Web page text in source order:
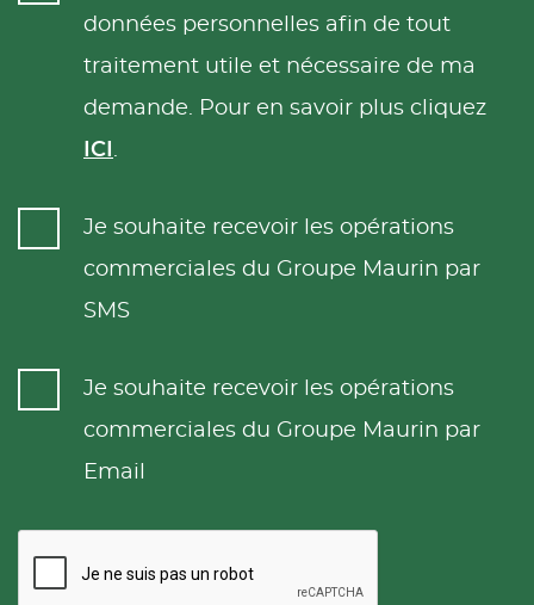
données personnelles afin de tout
traitement utile et nécessaire de ma
demande. Pour en savoir plus cliquez
ICI .
Je souhaite recevoir les opérations
commerciales du Groupe Maurin par
SMS
Je souhaite recevoir les opérations
commerciales du Groupe Maurin par
Email